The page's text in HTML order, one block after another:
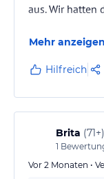
aus. Wir hatten
Mehr anzeigen
Hilfreich
Brita (71+)
1
Vor 2 Monaten •